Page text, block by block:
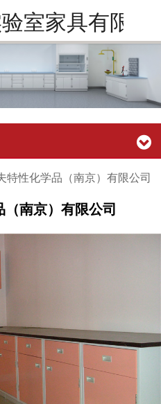
室家具有限公
学品（南
特性化学品（南京）有限公司
南京）有限公司